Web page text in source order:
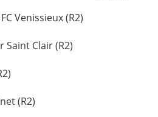
Venissieux (R2)
Saint Clair (R2)
(R2)